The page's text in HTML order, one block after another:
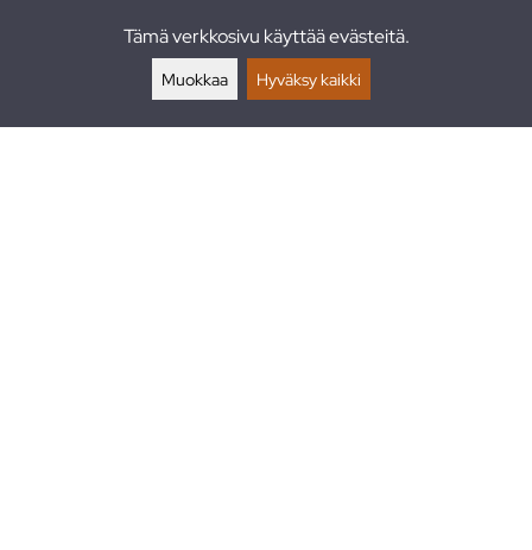
Tämä verkkosivu käyttää evästeitä.
Muokkaa Hyväksy kaikki